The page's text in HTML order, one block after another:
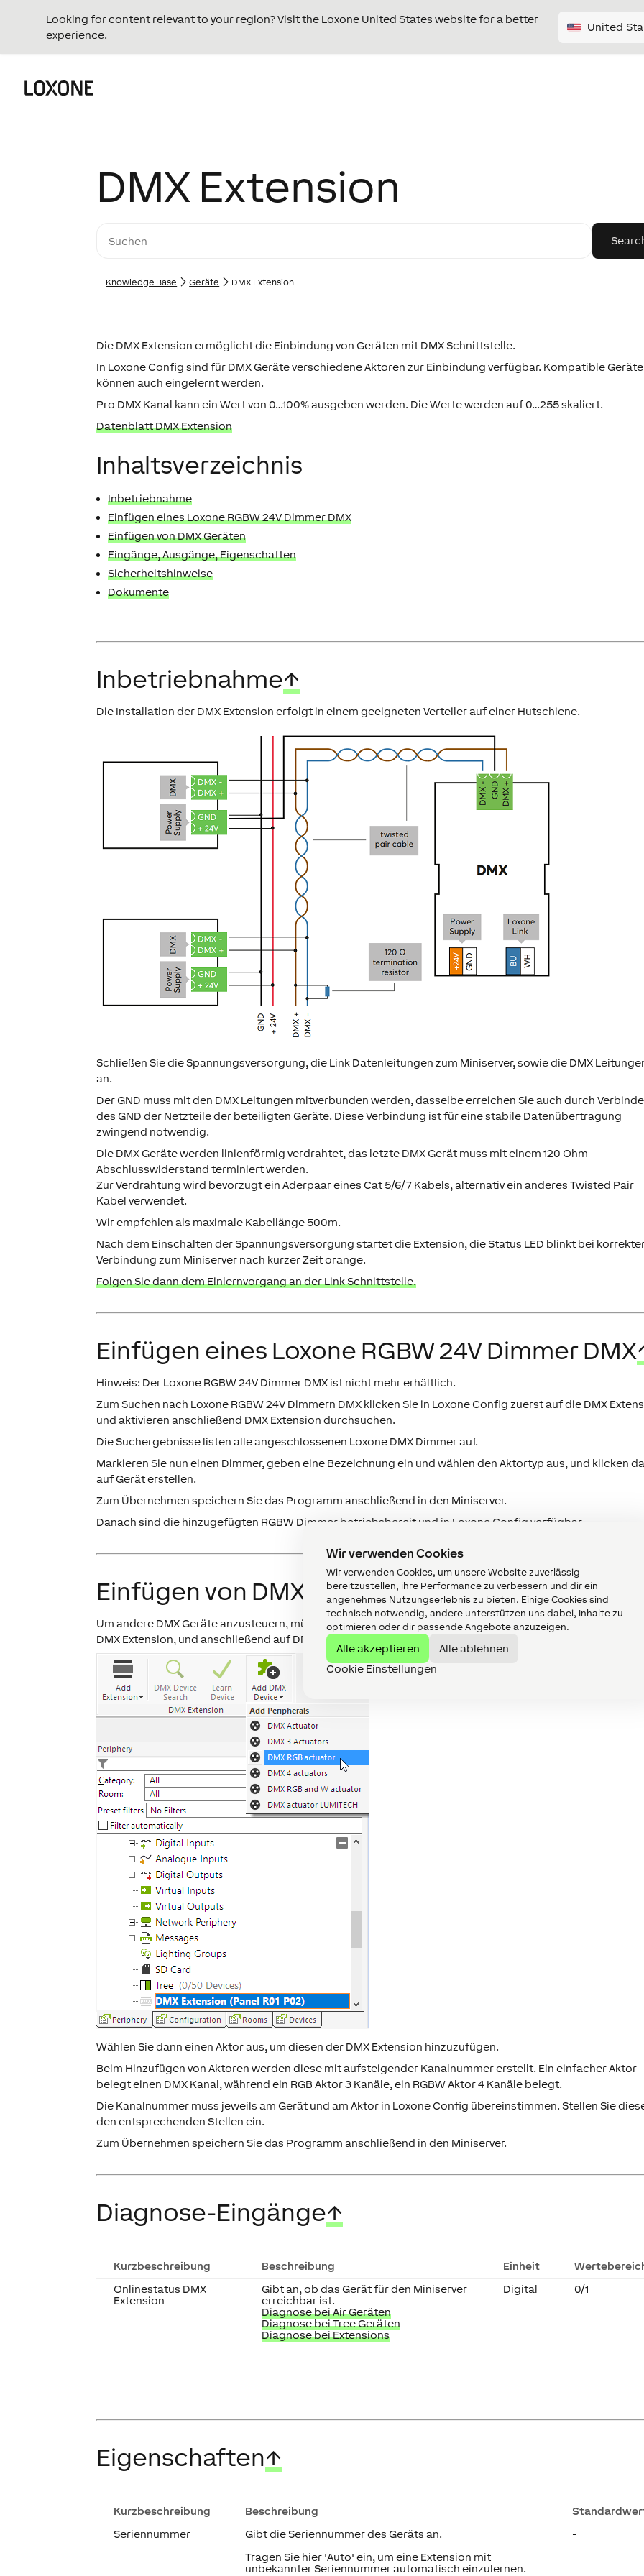
Wir verwenden Cookies
Wir verwenden Cookies, um unsere Website zuverlässig
bereitzustellen, ihre Performance zu verbessern und dir ein
angenehmes Nutzungserlebnis zu bieten. Einige Cookies sind
technisch notwendig, andere unterstützen uns dabei, Inhalte zu
optimieren oder dir passende Angebote anzuzeigen.
Alle akzeptieren
Alle ablehnen
Cookie Einstellungen
Looking for content relevant to your region? Visit the Loxone United States website for a better
experience.
United
DMX Extension
Knowledge Base Geräte DMX Extension
Die DMX Extension ermöglicht die Einbindung von Geräten mit DMX Schnittstelle.
In Loxone Config sind für DMX Geräte verschiedene Aktoren zur Einbindung verfügbar. Kompatible Geräte
können auch eingelernt werden.
Pro DMX Kanal kann ein Wert von 0…100% ausgeben werden. Die Werte werden auf 0…255 skaliert.
Datenblatt DMX Extension
Inhaltsverzeichnis
Inbetriebnahme
Einfügen eines Loxone RGBW 24V Dimmer DMX
Einfügen von DMX Geräten
Eingänge, Ausgänge, Eigenschaften
Sicherheitshinweise
Dokumente
Inbetriebnahme↑
Die Installation der DMX Extension erfolgt in einem geeigneten Verteiler auf einer Hutschiene.
Schließen Sie die Spannungsversorgung, die Link Datenleitungen zum Miniserver, sowie die DMX
an.
Der GND muss mit den DMX Leitungen mitverbunden werden, dasselbe erreichen Sie auch durch
des GND der Netzteile der beteiligten Geräte. Diese Verbindung ist für eine stabile Datenübertragung
zwingend notwendig.
Die DMX Geräte werden linienförmig verdrahtet, das letzte DMX Gerät muss mit einem 120 Ohm
Abschlusswiderstand terminiert werden.
Zur Verdrahtung wird bevorzugt ein Aderpaar eines Cat 5/6/7 Kabels, alternativ ein anderes Twisted Pair
Kabel verwendet.
Wir empfehlen als maximale Kabellänge 500m.
Nach dem Einschalten der Spannungsversorgung startet die Extension, die Status LED blinkt bei
Verbindung zum Miniserver nach kurzer Zeit orange.
Folgen Sie dann dem Einlernvorgang an der Link Schnittstelle.
Einfügen eines Loxone RGBW 24V Dimmer DMX
Hinweis: Der Loxone RGBW 24V Dimmer DMX ist nicht mehr erhältlich.
Zum Suchen nach Loxone RGBW 24V Dimmern DMX klicken Sie in Loxone Config zuerst auf die DMX
und aktivieren anschließend DMX Extension durchsuchen.
Die Suchergebnisse listen alle angeschlossenen Loxone DMX Dimmer auf.
Markieren Sie nun einen Dimmer, geben eine Bezeichnung ein und wählen den Aktortyp aus, und klicken
auf Gerät erstellen.
Zum Übernehmen speichern Sie das Programm anschließend in den Miniserver.
Danach sind die hinzugefügten RGBW Dimmer betriebsbereit und in Loxone Config verfügbar.
Einfügen von DMX Geräten↑
Um andere DMX Geräte anzusteuern, müssen dafür Aktoren eingefügt werden. Klicken Sie dazu zuerst
DMX Extension, und anschließend auf DMX Gerät einfügen:
Wählen Sie dann einen Aktor aus, um diesen der DMX Extension hinzuzufügen.
Beim Hinzufügen von Aktoren werden diese mit aufsteigender Kanalnummer erstellt. Ein einfacher Aktor
belegt einen DMX Kanal, während ein RGB Aktor 3 Kanäle, ein RGBW Aktor 4 Kanäle belegt.
Die Kanalnummer muss jeweils am Gerät und am Aktor in Loxone Config übereinstimmen. Stellen Sie
den entsprechenden Stellen ein.
Zum Übernehmen speichern Sie das Programm anschließend in den Miniserver.
Diagnose-Eingänge↑
Kurzbeschreibung Beschreibung Einheit
Onlinestatus DMX
Extension
Gibt an, ob das Gerät für den Miniserver
erreichbar ist.
Diagnose bei Air Geräten
Diagnose bei Tree Geräten
Diagnose bei Extensions
Digital 0/1
Eigenschaften↑
Kurzbeschreibung Beschreibung
Seriennummer
Gibt die Seriennummer des Geräts an.
Tragen Sie hier 'Auto' ein, um eine Extension mit
unbekannter Seriennummer automatisch einzulernen.
-